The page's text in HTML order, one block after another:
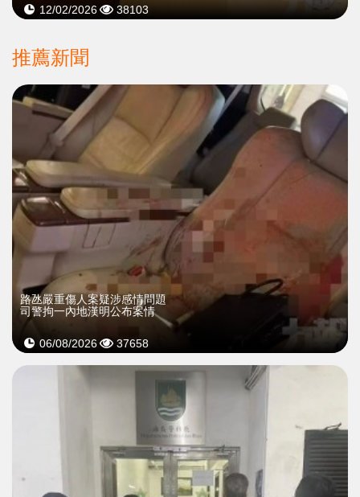
12/02/2026 38103
推薦新聞
​路氹嚴重傷人案疑涉感情問題
司警拘一內地漢明公布案情
06/08/2026 37658